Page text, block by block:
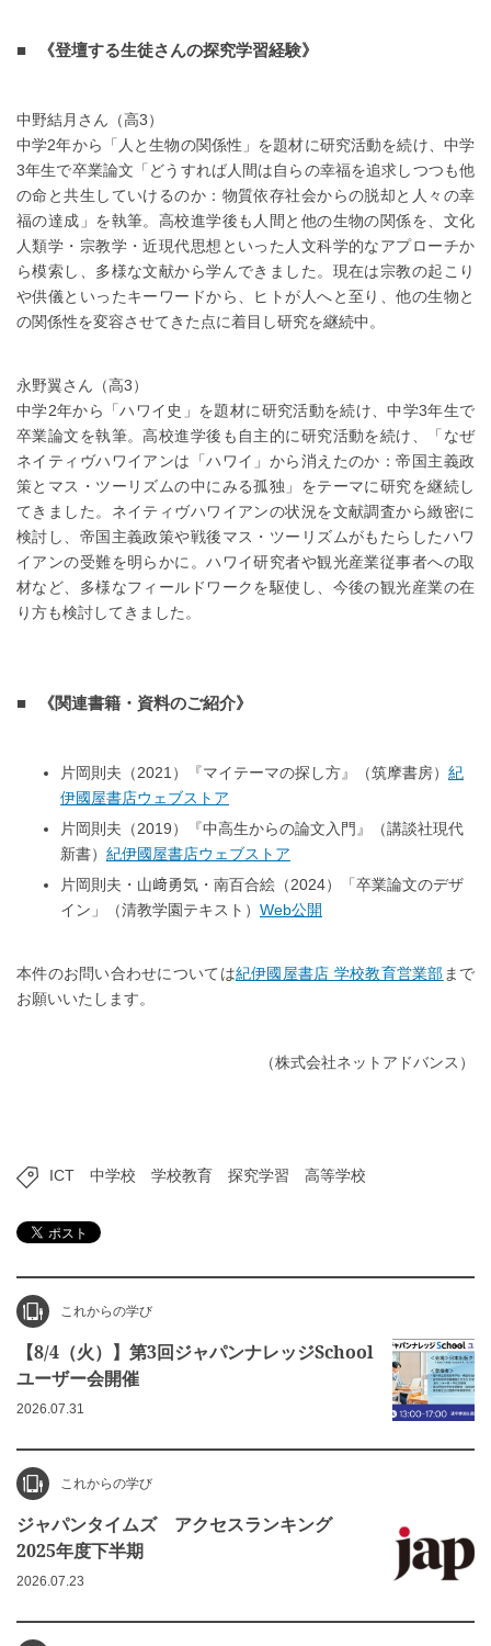
《登壇する生徒さんの探究学習経験》
中野結月さん（高3）
中学2年から「人と生物の関係性」を題材に研究活動を続け、中学
3年生で卒業論文「どうすれば人間は自らの幸福を追求しつつも他
の命と共生していけるのか：物質依存社会からの脱却と人々の幸
福の達成」を執筆。高校進学後も人間と他の生物の関係を、文化
人類学・宗教学・近現代思想といった人文科学的なアプローチか
ら模索し、多様な文献から学んできました。現在は宗教の起こり
や供儀といったキーワードから、ヒトが人へと至り、他の生物と
の関係性を変容させてきた点に着目し研究を継続中。
永野翼さん（高3）
中学2年から「ハワイ史」を題材に研究活動を続け、中学3年生で
卒業論文を執筆。高校進学後も自主的に研究活動を続け、「なぜ
ネイティヴハワイアンは「ハワイ」から消えたのか：帝国主義政
策とマス・ツーリズムの中にみる孤独」をテーマに研究を継続し
てきました。ネイティヴハワイアンの状況を文献調査から緻密に
検討し、帝国主義政策や戦後マス・ツーリズムがもたらしたハワ
イアンの受難を明らかに。ハワイ研究者や観光産業従事者への取
材など、多様なフィールドワークを駆使し、今後の観光産業の在
り方も検討してきました。
《関連書籍・資料のご紹介》
片岡則夫（2021）『マイテーマの探し方』（筑摩書房） 紀
伊國屋書店ウェブストア
片岡則夫（2019）『中高生からの論文入門』（講談社現代
新書） 紀伊國屋書店ウェブストア
片岡則夫・山﨑勇気・南百合絵（2024）「卒業論文のデザ
イン」（清教学園テキスト） Web公開
本件のお問い合わせについては紀伊國屋書店 学校教育営業部 まで
お願いいたします。
（株式会社ネットアドバンス）
ICT 中学校 学校教育 探究学習 高等学校
これからの学び
【8/4（火）】第3回ジャパンナレッジSchool
ユーザー会開催
2026.07.31
これからの学び
ジャパンタイムズ アクセスランキング
2025年度下半期
2026.07.23